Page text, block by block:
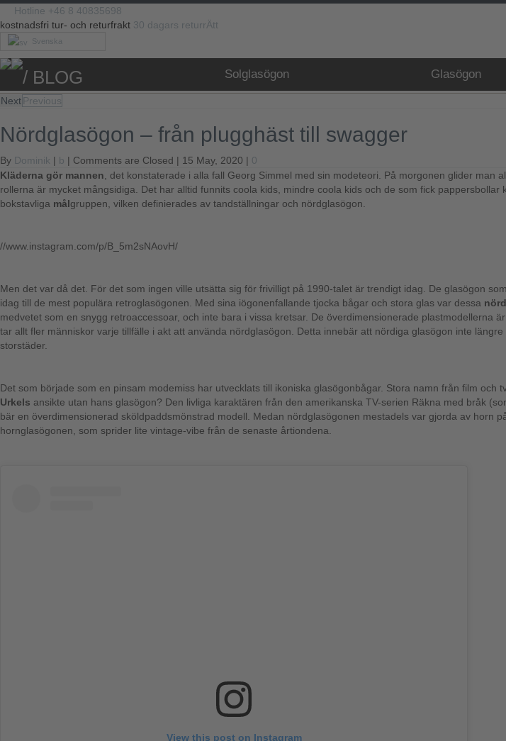
Hotline +46 8 40835698
kostnadsfri tur- och returfrakt 30 dagars returrÄtt
Svenska
/ BLOG Solglasögon Glasögon
NextPrevious
Nördglasögon – från plugghäst till swagger
By Dominik | b | Comments are Closed | 15 May, 2020 | 0
Kläderna gör mannen , det konstaterade i alla fall Georg Simmel med sin modeteori. På morgonen glider
rollerna är mycket mångsidiga. Det har alltid funnits coola kids, mindre coola kids och de som fick
bokstavliga målgruppen, vilken definierades av tandställningar och nördglasögon.
//www.instagram.com/p/B_5m2sNAovH/
Men det var då det. För det som ingen ville utsätta sig för frivilligt på 1990-talet är trendigt idag. De glasögon
idag till de mest populära retroglasögonen. Med sina iögonenfallande tjocka bågar och stora glas var dessa
medvetet som en snygg retroaccessoar, och inte bara i vissa kretsar. De överdimensionerade
tar allt fler människor varje tillfälle i akt att använda nördglasögon. Detta innebär att nördiga glasögon inte
storstäder.
Det som började som en pinsam modemiss har utvecklats till ikoniska glasögonbågar. Stora namn från film
Urkels ansikte utan hans glasögon? Den livliga karaktären från den amerikanska TV-serien Räkna med bråk
bär en överdimensionerad sköldpaddsmönstrad modell. Medan nördglasögonen mestadels var gjorda av horn
hornglasögonen, som sprider lite vintage-vibe från de senaste årtiondena.
View this post on Instagram